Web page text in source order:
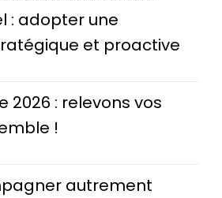
: adopter une
et proactive
2026 : relevons vos
!
autrement